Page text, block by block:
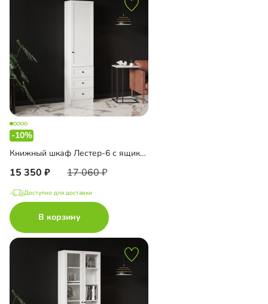
-10%
Книжный шкаф Лестер-6 с ящиками
15 350 17 060
Доступно для доставки
В корзину